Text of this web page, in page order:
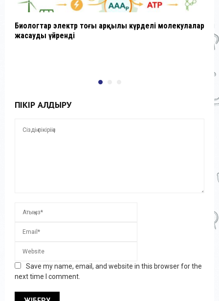
Биологтар электр тоғы арқылы күрделі молекулалар
жасауды үйренді
ПІКІР ҚАЛДЫРУ
Save my name, email, and website in this browser for the
next time I comment.